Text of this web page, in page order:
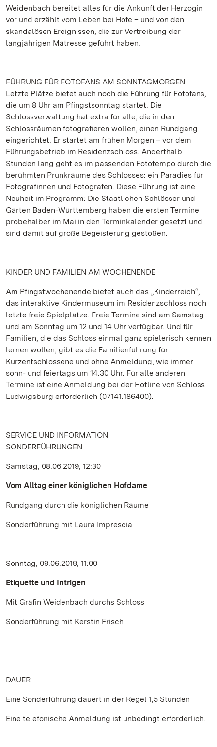
Weidenbach bereitet alles für die Ankunft der Herzogin
vor und erzählt vom Leben bei Hofe – und von den
skandalösen Ereignissen, die zur Vertreibung der
langjährigen Mätresse geführt haben.
FÜHRUNG FÜR FOTOFANS AM SONNTAGMORGEN
Letzte Plätze bietet auch noch die Führung für Fotofans,
die um 8 Uhr am Pfingstsonntag startet. Die
Schlossverwaltung hat extra für alle, die in den
Schlossräumen fotografieren wollen, einen Rundgang
eingerichtet. Er startet am frühen Morgen – vor dem
Führungsbetrieb im Residenzschloss. Anderthalb
Stunden lang geht es im passenden Fototempo durch die
berühmten Prunkräume des Schlosses: ein Paradies für
Fotografinnen und Fotografen. Diese Führung ist eine
Neuheit im Programm: Die Staatlichen Schlösser und
Gärten Baden-Württemberg haben die ersten Termine
probehalber im Mai in den Terminkalender gesetzt und
sind damit auf große Begeisterung gestoßen.
KINDER UND FAMILIEN AM WOCHENENDE
Am Pfingstwochenende bietet auch das „Kinderreich“,
das interaktive Kindermuseum im Residenzschloss noch
letzte freie Spielplätze. Freie Termine sind am Samstag
und am Sonntag um 12 und 14 Uhr verfügbar. Und für
Familien, die das Schloss einmal ganz spielerisch kennen
lernen wollen, gibt es die Familienführung für
Kurzentschlossene und ohne Anmeldung, wie immer
sonn- und feiertags um 14.30 Uhr. Für alle anderen
Termine ist eine Anmeldung bei der Hotline von Schloss
Ludwigsburg erforderlich (07141.186400).
SERVICE UND INFORMATION
SONDERFÜHRUNGEN
Samstag, 08.06.2019, 12:30
Vom Alltag einer königlichen Hofdame
Rundgang durch die königlichen Räume
Sonderführung mit Laura Imprescia
Sonntag, 09.06.2019, 11:00
Etiquette und Intrigen
Mit Gräfin Weidenbach durchs Schloss
Sonderführung mit Kerstin Frisch
DAUER
Eine Sonderführung dauert in der Regel 1,5 Stunden
Eine telefonische Anmeldung ist unbedingt erforderlich.